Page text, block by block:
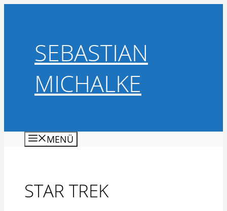
SEBASTIAN
MICHALKE
MENÜ
STAR TREK